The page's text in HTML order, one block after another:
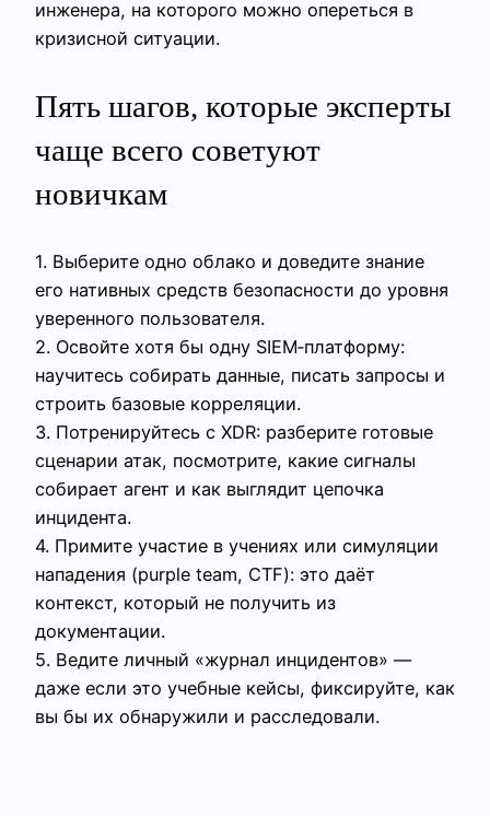
инженера, на которого можно опереться в
кризисной ситуации.
Пять шагов, которые эксперты
чаще всего советуют
новичкам
1. Выберите одно облако и доведите знание
его нативных средств безопасности до уровня
уверенного пользователя.
2. Освойте хотя бы одну SIEM‑платформу:
научитесь собирать данные, писать запросы и
строить базовые корреляции.
3. Потренируйтесь с XDR: разберите готовые
сценарии атак, посмотрите, какие сигналы
собирает агент и как выглядит цепочка
инцидента.
4. Примите участие в учениях или симуляции
нападения (purple team, CTF): это даёт
контекст, который не получить из
документации.
5. Ведите личный «журнал инцидентов» —
даже если это учебные кейсы, фиксируйте, как
вы бы их обнаружили и расследовали.